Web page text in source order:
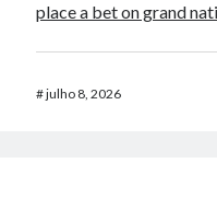
place a bet on grand
#julho 8, 2026